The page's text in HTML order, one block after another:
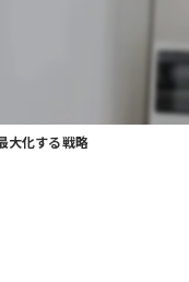
大化する戦略